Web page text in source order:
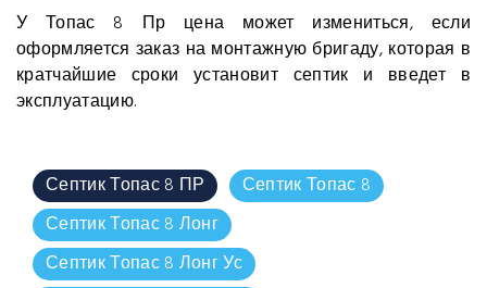
У Топас 8 Пр цена может измениться, если
оформляется заказ на монтажную бригаду, которая в
кратчайшие сроки установит септик и введет в
эксплуатацию.
Септик Топас 8 ПР
Септик Топас 8
Септик Топас 8 Лонг
Септик Топас 8 Лонг Ус